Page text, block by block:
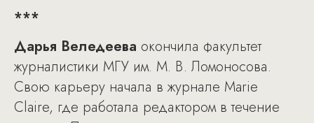
***
Дарья Веледеева окончила факультет
журналистики МГУ им. М. В. Ломоносова.
Свою карьеру начала в журнале Marie
Claire, где работала редактором в течение